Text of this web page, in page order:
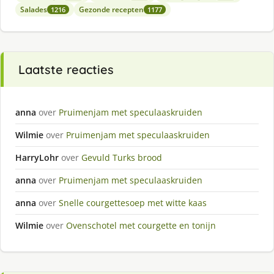
Salades 1216 Gezonde recepten 1177
Laatste reacties
anna over Pruimenjam met speculaaskruiden
Wilmie over Pruimenjam met speculaaskruiden
HarryLohr over Gevuld Turks brood
anna over Pruimenjam met speculaaskruiden
anna over Snelle courgettesoep met witte kaas
Wilmie over Ovenschotel met courgette en tonijn